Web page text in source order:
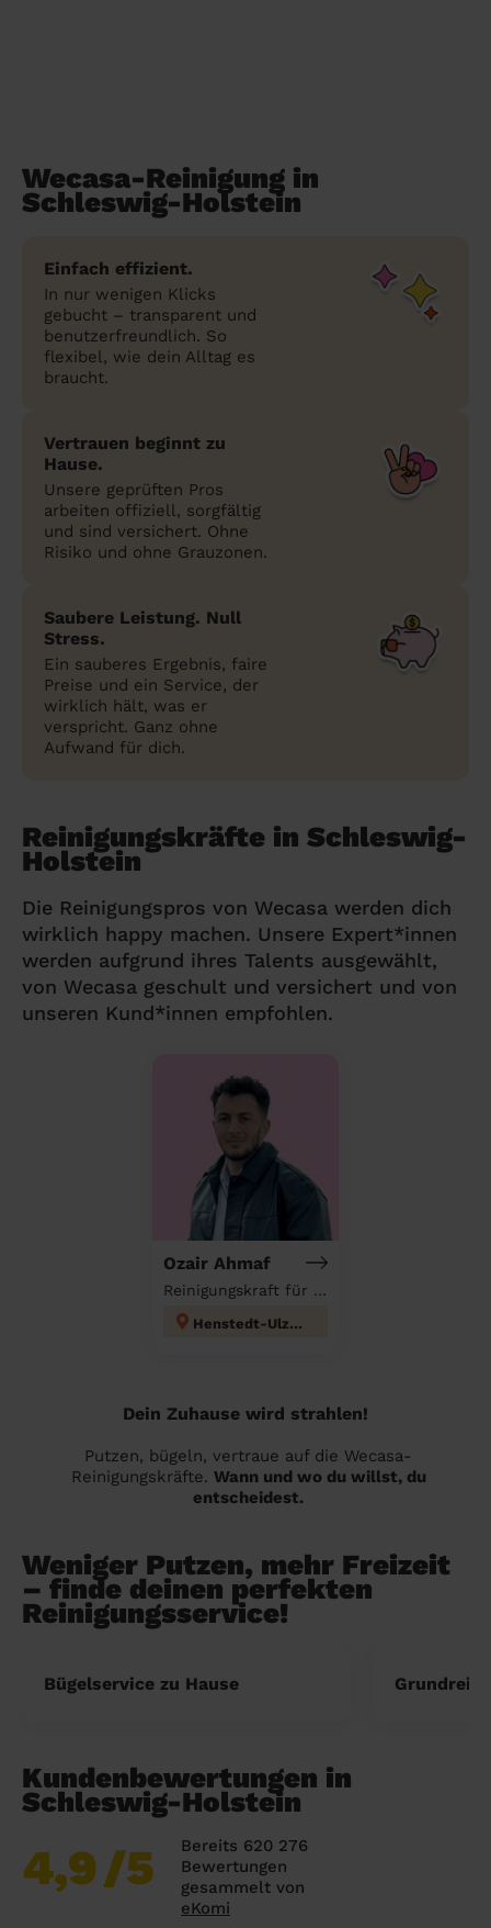
Wecasa-Reinigung in
Schleswig-Holstein
Einfach effizient.
In nur wenigen Klicks
gebucht – transparent und
benutzerfreundlich. So
flexibel, wie dein Alltag es
braucht.
Vertrauen beginnt zu
Hause.
Unsere geprüften Pros
arbeiten offiziell, sorgfältig
und sind versichert. Ohne
Risiko und ohne Grauzonen.
Saubere Leistung. Null
Stress.
Ein sauberes Ergebnis, faire
Preise und ein Service, der
wirklich hält, was er
verspricht. Ganz ohne
Aufwand für dich.
Reinigungskräfte in Schleswig-
Holstein
Die Reinigungspros von Wecasa werden dich
wirklich happy machen. Unsere Expert*innen
werden aufgrund ihres Talents ausgewählt,
von Wecasa geschult und versichert und von
unseren Kund*innen empfohlen.
Ozair Ahmaf
Reinigungskraft für deinen Haushalt
Henstedt-Ulzburg
Dein Zuhause wird strahlen!
Putzen, bügeln, vertraue auf die Wecasa-
Reinigungskräfte. Wann und wo du willst, du
entscheidest.
Weniger Putzen, mehr Freizeit
– finde deinen perfekten
Reinigungsservice!
Bügelservice zu Hause
Kundenbewertungen in
Schleswig-Holstein
4,9/5
Bereits 620 276
Bewertungen
gesammelt von
eKomi